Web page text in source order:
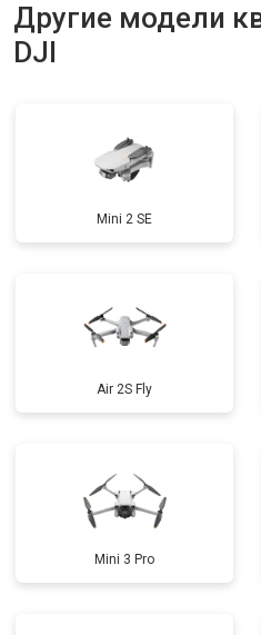
Другие модели
DJI
Mini 2 SE
Air 2S Fly
Mini 3 Pro